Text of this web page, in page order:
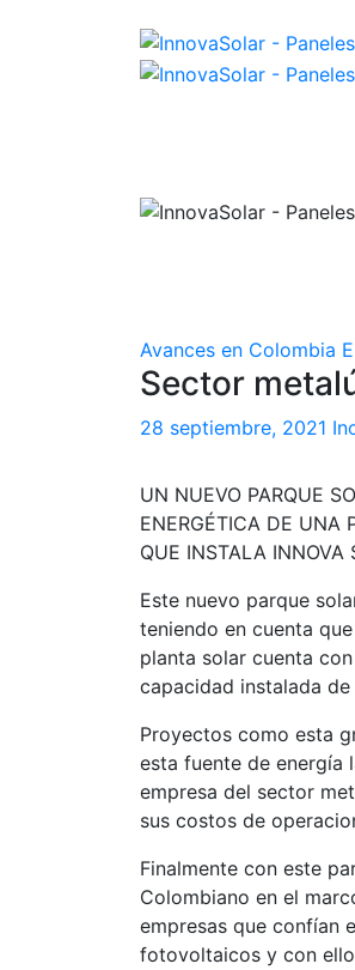
Avances en Colombia
Sector
28 septiembre, 2021
UN NUEVO PARQUE
ENERGÉTICA DE UNA
QUE INSTALA INNOVA
Este nuevo parque
teniendo en cuenta
planta solar cuenta
capacidad instalada
Proyectos como esta
esta fuente de energía
empresa del sector
sus costos de
Finalmente con este
Colombiano en el
empresas que confían
fotovoltaicos y con